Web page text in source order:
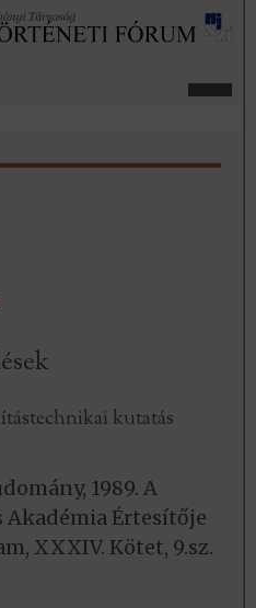
kutatás
1989. A
Akadémia Értesítője
XXXIV. Kötet, 9.sz.